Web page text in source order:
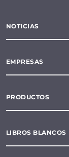
NOTICIAS
EMPRESAS
PRODUCTOS
LIBROS BLANCOS